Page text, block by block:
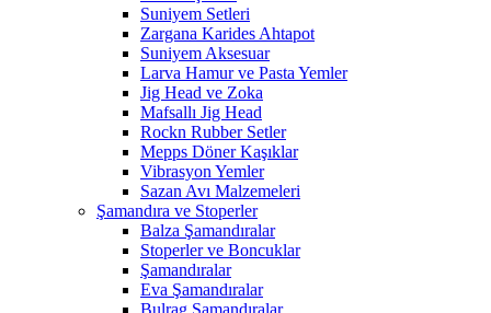
Suniyem Setleri
Zargana Karides Ahtapot
Suniyem Aksesuar
Larva Hamur ve Pasta Yemler
Jig Head ve Zoka
Mafsallı Jig Head
Rockn Rubber Setler
Mepps Döner Kaşıklar
Vibrasyon Yemler
Sazan Avı Malzemeleri
Şamandıra ve Stoperler
Balza Şamandıralar
Stoperler ve Boncuklar
Şamandıralar
Eva Şamandıralar
Bulrag Şamandıralar